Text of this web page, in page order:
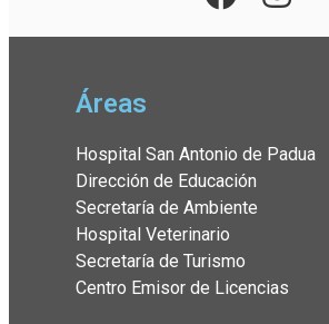
Áreas
Hospital San Antonio de Padua
Dirección de Educación
Secretaría de Ambiente
Hospital Veterinario
Secretaría de Turismo
Centro Emisor de Licencias